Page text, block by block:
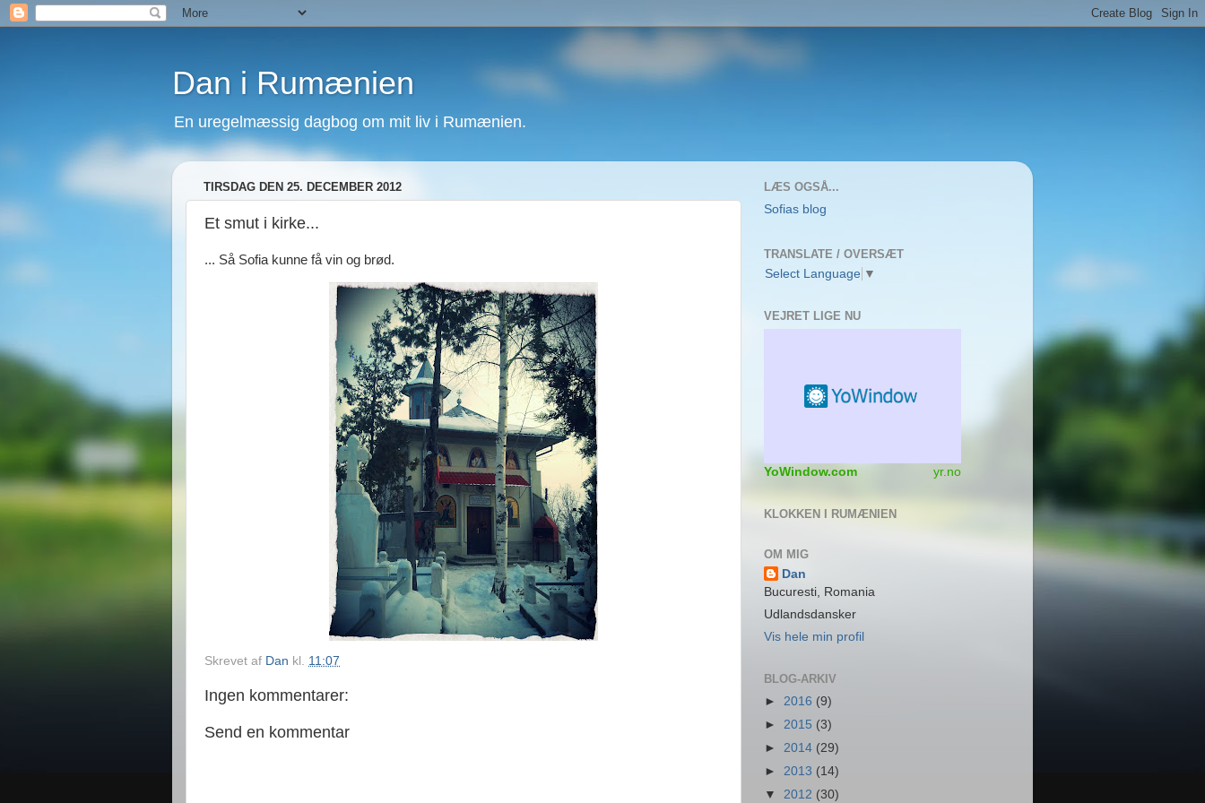
Dan i Rumænien
En uregelmæssig dagbog om mit liv i Rumænien.
TIRSDAG DEN 25. DECEMBER 2012
Et smut i kirke...
... Så Sofia kunne få vin og brød.
Skrevet af Dan kl. 11:07
Ingen kommentarer:
Send en kommentar
LÆS OGSÅ...
Sofias blog
TRANSLATE / OVERSÆT
Select Language ▼
VEJRET LIGE NU
YoWindow.com yr.no
KLOKKEN I RUMÆNIEN
OM MIG
Dan
Bucuresti, Romania
Udlandsdansker
Vis hele min profil
BLOG-ARKIV
► 2016 (9)
► 2015 (3)
► 2014 (29)
► 2013 (14)
▼ 2012 (30)